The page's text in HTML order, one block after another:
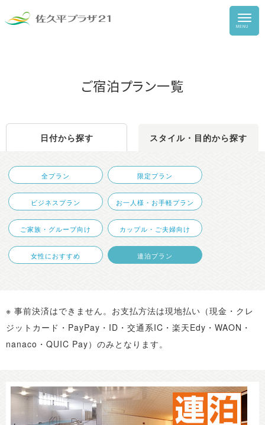
健康ランド
食事 団体のお客様
総合案内
宿泊プラン
館内のご案内
アクセス
よくある質問 お問い合わせ
メディアポリシー
プライバシーポリシー
ご宿泊プラン一覧
日付から探す スタイル・目的から探す
全プラン 限定プラン
ビジネスプラン お一人様・お手軽プラン
ご家族・グループ向け カップル・ご夫婦向け
女性におすすめ 連泊プラン
※ 事前決済はできません。お支払方法は現地払い（現金・クレ
ジットカード・PayPay・ID・交通系IC・楽天Edy・WAON・
nanaco・QUIC Pay）のみとなります。